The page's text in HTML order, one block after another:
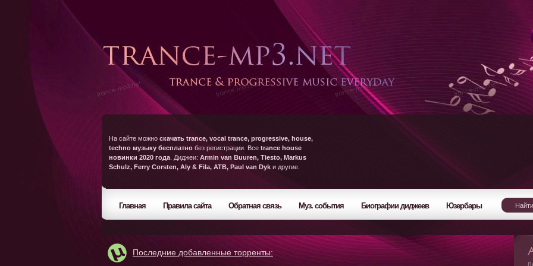
На сайте можно скачать trance, vocal trance, progressive, house,
techno музыку бесплатно без регистрации. Все trance house
новинки 2020 года . Диджеи: Armin van Buuren, Tiesto, Markus
Schulz, Ferry Corsten, Aly & Fila, ATB, Paul van Dyk и другие.
Главная Правила сайта Обратная связь Муз. события Биографии диджеев Юзербары
Последние добавленные торренты: